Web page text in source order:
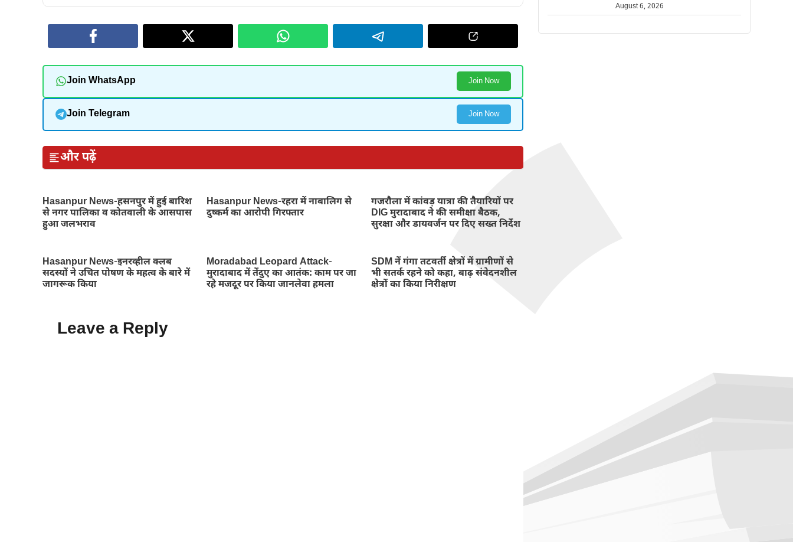
Join WhatsApp Join Now
Join Telegram Join Now
और पढ़ें
Hasanpur News-हसनपुर में हुई बारिश
से नगर पालिका व कोतवाली के आसपास
हुआ जलभराव
Hasanpur News-रहरा में नाबालिग से
दुष्कर्म का आरोपी गिरफ्तार
गजरौला में कांवड़ यात्रा की तैयारियों पर
DIG मुरादाबाद ने की समीक्षा बैठक,
सुरक्षा और डायवर्जन पर दिए सख्त निर्देश
Hasanpur News-इनरव्हील क्लब
सदस्यों ने उचित पोषण के महत्व के बारे में
जागरूक किया
Moradabad Leopard Attack-
मुरादाबाद में तेंदुए का आतंक: काम पर जा
रहे मजदूर पर किया जानलेवा हमला
SDM नें गंगा तटवर्ती क्षेत्रों में ग्रामीणों से
भी सतर्क रहने को कहा, बाढ़ संवेदनशील
क्षेत्रों का किया निरीक्षण
Leave a Reply
August 6, 2026